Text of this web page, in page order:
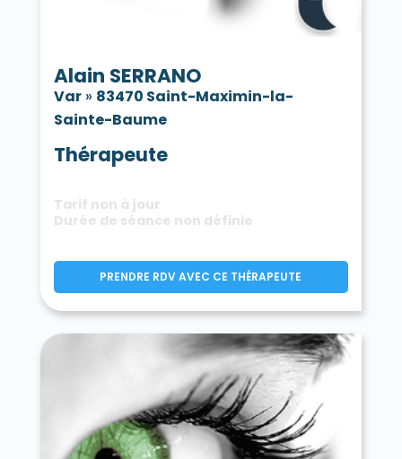
Alain SERRANO
Var» 83470 Saint-Maximin-la-
Sainte-Baume
Thérapeute
Tarif non à jour
Durée de séance non définie
PRENDRE RDV AVEC CE THÉRAPEUTE